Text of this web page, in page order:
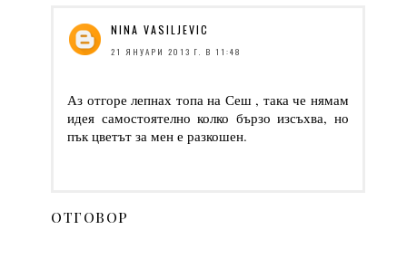
NINA VASILJEVIC
21 ЯНУАРИ 2013 Г. В 11:48
Аз отгоре лепнах топа на Сеш , така че нямам
идея самостоятелно колко бързо изсъхва, но
пък цветът за мен е разкошен.
ОТГОВОР